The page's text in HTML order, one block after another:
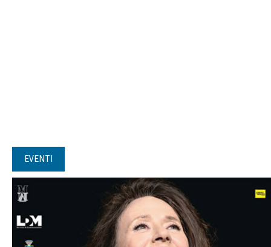
EVENTI